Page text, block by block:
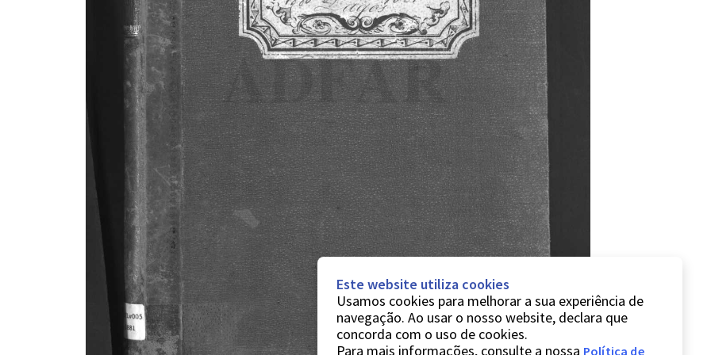
Este website utiliza cookies
Usamos cookies para melhorar a sua experiência de
navegação. Ao usar o nosso website, declara que
concorda com o uso de cookies.
Para mais informações, consulte a nossa Política de